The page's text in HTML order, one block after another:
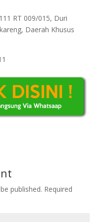
RT 009/015, Duri
Daerah Khusus
published. Required